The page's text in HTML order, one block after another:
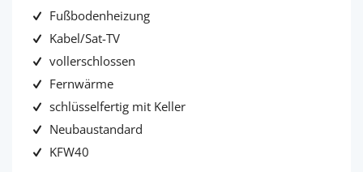
Fußbodenheizung
Kabel/Sat-TV
vollerschlossen
Fernwärme
schlüsselfertig mit Keller
Neubaustandard
KFW40